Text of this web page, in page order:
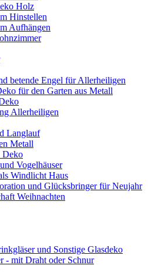
Holz
Hinstellen
Aufhängen
betende Engel für Allerheiligen
für den Garten aus Metall
Allerheiligen
Langlauf
Metall
Deko
Vogelhäuser
Windlicht Haus
und Glücksbringer für Neujahr
Weihnachten
und Sonstige Glasdeko
- mit Draht oder Schnur